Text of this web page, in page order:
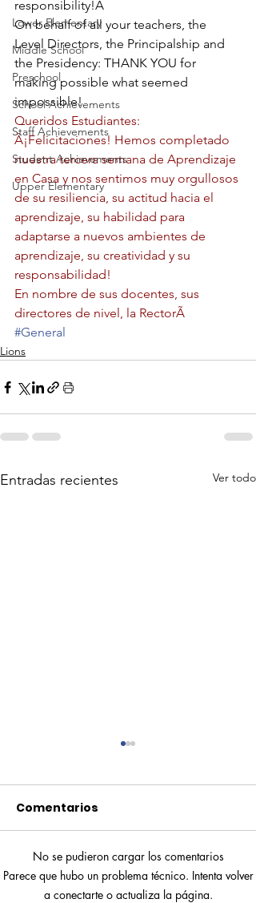
Lower Elementary
Middle School
Preschool
School Achievements
Staff Achievements
Student Achievements
Upper Elementary
responsibility!Â
On behalf of all your teachers, the
Level Directors, the Principalship and
the Presidency: THANK YOU for
making possible what seemed
impossible!
Queridos Estudiantes:
Â¡Felicitaciones! Hemos completado
nuestra tercera semana de Aprendizaje
en Casa y nos sentimos muy orgullosos
de su resiliencia, su actitud hacia el
aprendizaje, su habilidad para
adaptarse a nuevos ambientes de
aprendizaje, su creatividad y su
responsabilidad!
En nombre de sus docentes, sus
directores de nivel, la RectorÃ
#General
Lions
Entradas recientes Ver todo
Pequeños escritores,
grandes historias
Comentarios
No se pudieron cargar los comentarios
Parece que hubo un problema técnico. Intenta volver
a conectarte o actualiza la página.